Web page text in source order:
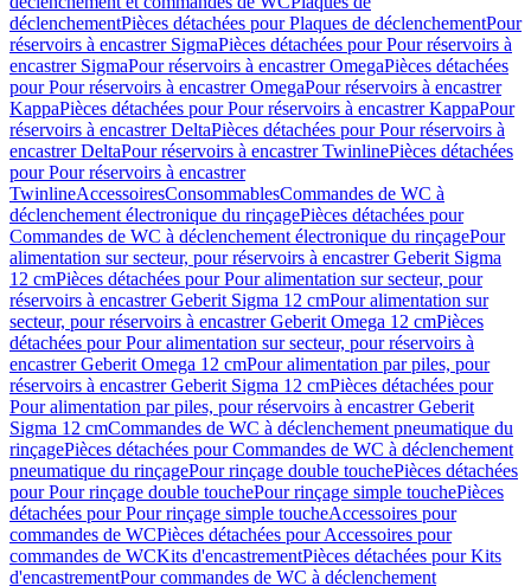
déclenchementPièces détachées pour Plaques de déclenchementPour
réservoirs à encastrer SigmaPièces détachées pour Pour réservoirs à
encastrer SigmaPour réservoirs à encastrer OmegaPièces détachées
pour Pour réservoirs à encastrer OmegaPour réservoirs à encastrer
KappaPièces détachées pour Pour réservoirs à encastrer KappaPour
réservoirs à encastrer DeltaPièces détachées pour Pour réservoirs à
encastrer DeltaPour réservoirs à encastrer TwinlinePièces détachées
pour Pour réservoirs à encastrer
TwinlineAccessoiresConsommablesCommandes de WC à
déclenchement électronique du rinçagePièces détachées pour
Commandes de WC à déclenchement électronique du rinçagePour
alimentation sur secteur, pour réservoirs à encastrer Geberit Sigma
12 cmPièces détachées pour Pour alimentation sur secteur, pour
réservoirs à encastrer Geberit Sigma 12 cmPour alimentation sur
secteur, pour réservoirs à encastrer Geberit Omega 12 cmPièces
détachées pour Pour alimentation sur secteur, pour réservoirs à
encastrer Geberit Omega 12 cmPour alimentation par piles, pour
réservoirs à encastrer Geberit Sigma 12 cmPièces détachées pour
Pour alimentation par piles, pour réservoirs à encastrer Geberit
Sigma 12 cmCommandes de WC à déclenchement pneumatique du
rinçagePièces détachées pour Commandes de WC à déclenchement
pneumatique du rinçagePour rinçage double touchePièces détachées
pour Pour rinçage double touchePour rinçage simple touchePièces
détachées pour Pour rinçage simple toucheAccessoires pour
commandes de WCPièces détachées pour Accessoires pour
commandes de WCKits d'encastrementPièces détachées pour Kits
d'encastrementPour commandes de WC à déclenchement